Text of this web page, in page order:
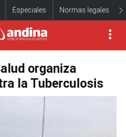
Especiales Normas legales
organiza
la Tuberculosis